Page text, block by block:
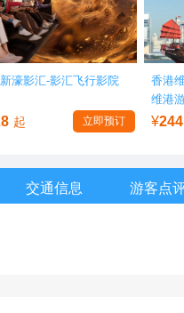
濠影汇-影汇飞行影院
起 立即预订
香港
维港
¥244
交通信息 游客点